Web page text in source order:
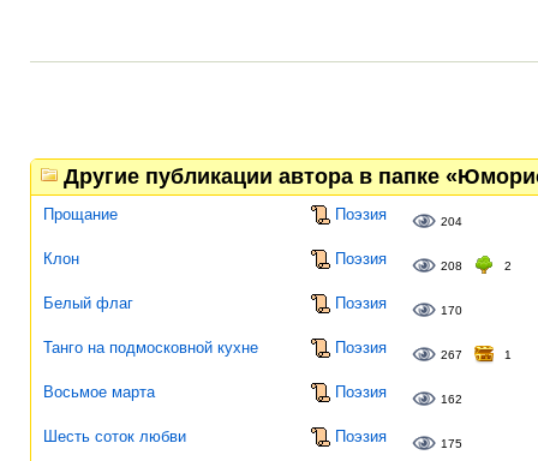
Другие публикации автора в папке
Прощание Поэзия 204
Клон Поэзия 208 2
Белый флаг Поэзия 170
Танго на подмосковной кухне Поэзия 267 1
Восьмое марта Поэзия 162
Шесть соток любви Поэзия 175